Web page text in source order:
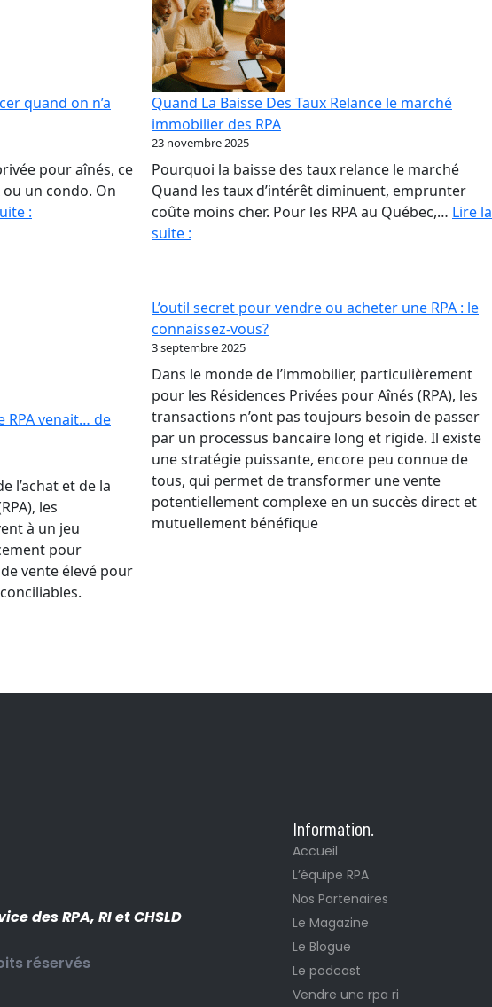
quand on n’a
pour aînés, ce
ou un condo. On
:
jamais
Quand La Baisse Des Taux Relance le marché
immobilier des RPA
23 novembre 2025
Pourquoi la baisse des taux relance le marché
Quand les taux d’intérêt diminuent, emprunter
coûte moins cher. Pour les RPA au Québec,… Lire la
suite :
Taux
Relance
marché
immobilier
des
RPA
RPA venait… de
l’achat et de la
les
à un jeu
pour
de vente élevé pour
L’outil secret pour vendre ou acheter une RPA : le
connaissez-vous?
3 septembre 2025
Dans le monde de l’immobilier, particulièrement
pour les Résidences Privées pour Aînés (RPA), les
transactions n’ont pas toujours besoin de passer
par un processus bancaire long et rigide. Il existe
une stratégie puissante, encore peu connue de
tous, qui permet de transformer une vente
potentiellement complexe en un succès direct et
mutuellement bénéfique
des RPA, RI et CHSLD
réservés
Information.
Accueil
L’équipe RPA
Nos Partenaires
Le Magazine
Le Blogue
Le podcast
Vendre une rpa ri